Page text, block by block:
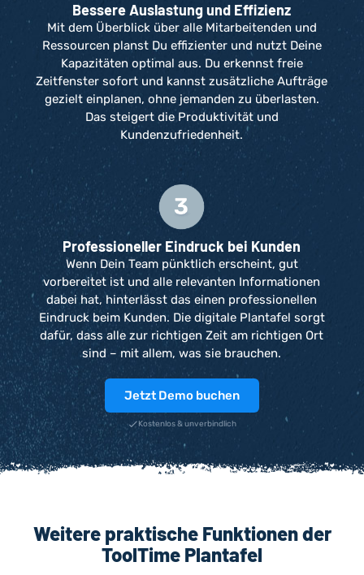
Bessere Auslastung und Effizienz
Mit dem Überblick über alle Mitarbeitenden und
Ressourcen planst Du effizienter und nutzt Deine
Kapazitäten optimal aus. Du erkennst freie
Zeitfenster sofort und kannst zusätzliche Aufträge
gezielt einplanen, ohne jemanden zu überlasten.
Das steigert die Produktivität und
Kundenzufriedenheit.
Professioneller Eindruck bei Kunden
Wenn Dein Team pünktlich erscheint, gut
vorbereitet ist und alle relevanten Informationen
dabei hat, hinterlässt das einen professionellen
Eindruck beim Kunden. Die digitale Plantafel sorgt
dafür, dass alle zur richtigen Zeit am richtigen Ort
sind – mit allem, was sie brauchen.
Jetzt Demo buchen
Kostenlos & unverbindlich
Weitere praktische Funktionen der
ToolTime Plantafel